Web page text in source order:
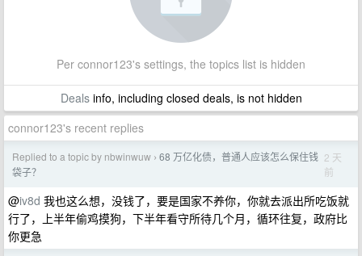
Per connor123's settings, the topics list is hidden
Dealsinfo, including closed deals, is not hidden
connor123's recent replies
Replied to a topic by nbwinwuw › 68 万亿化债，普通人应该怎么保住钱
袋子？
2 天
前
@iv8d 我也这么想，没钱了，要是国家不养你，你就去派出所吃饭就
行了，上半年偷鸡摸狗，下半年看守所待几个月，循环往复，政府比
你更急